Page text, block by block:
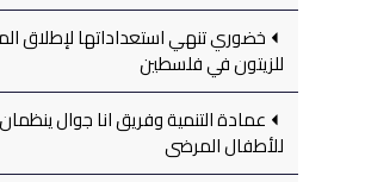
خضوري تنهي استعداداتها لإطلاق
للزيتون في فلسطين
عمادة التنمية وفريق انا جوال
للأطفال المرضى